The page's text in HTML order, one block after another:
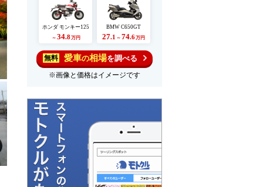
ホンダ モンキー125
～ 34.8万円
BMW C650GT
27.1 ～ 74.6万円
無料 愛車の相場を調べる
※画像と価格はイメージです